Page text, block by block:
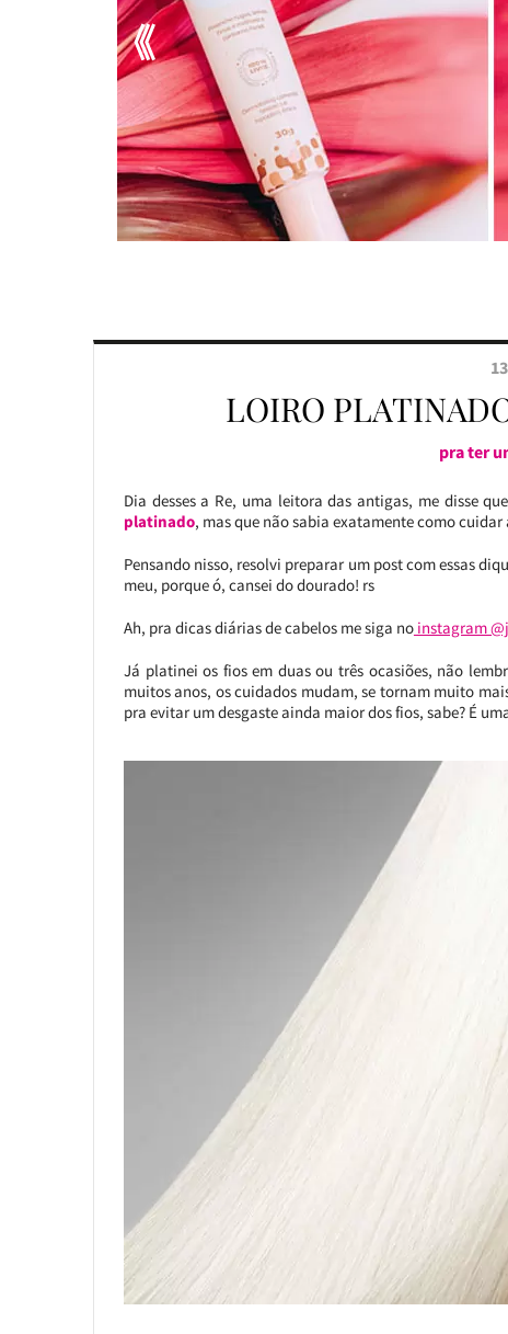
LOIRO
pra ter
Dia desses a Re, uma leitora das antigas, me disse
platinado, mas que não sabia exatamente como cuidar
Pensando nisso, resolvi preparar um post com essas
meu, porque ó, cansei do dourado! rs
Ah, pra dicas diárias de cabelos me siga noinstagram
Já platinei os fios em duas ou três ocasiões, não
muitos anos, os cuidados mudam, se tornam muito
pra evitar um desgaste ainda maior dos fios, sabe? É